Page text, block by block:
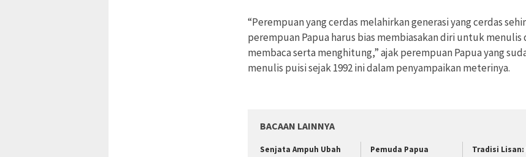
“Perempuan yang cerdas melahirkan generasi yang cerdas
perempuan Papua harus bias membiasakan diri untuk menulis
membaca serta menghitung,” ajak perempuan Papua yang
menulis puisi sejak 1992 ini dalam penyampaikan meterinya.
BACAAN LAINNYA
Senjata Ampuh Ubah
Pemuda Papua
Tradisi Lisan: